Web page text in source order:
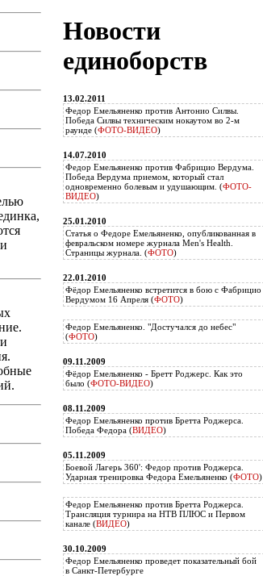
Новости
единоборств
13.02.2011
Федор Емельяненко против Антонио Силвы.
Победа Силвы техническим нокаутом во 2-м
раунде (ФОТО-ВИДЕО)
14.07.2010
Федор Емельяненко против Фабрицио Вердума.
Победа Вердума приемом, который стал
одновременно болевым и удушающим. (ФОТО-
ВИДЕО)
25.01.2010
Статья о Федоре Емельяненко, опубликованная в
февральском номере журнала Men's Health.
Страницы журнала. (ФОТО)
22.01.2010
Фёдор Емельяненко встретится в бою с Фабрицио
Вердумом 16 Апреля (ФОТО)
Федор Емельяненко. "Достучался до небес"
(ФОТО)
09.11.2009
Фёдор Емельяненко - Бретт Роджерс. Как это
было (ФОТО-ВИДЕО)
08.11.2009
Федор Емельяненко против Бретта Роджерса.
Победа Федора (ВИДЕО)
05.11.2009
Боевой Лагерь 360': Федор против Роджерса.
Ударная тренировка Федора Емельяненко (ФОТО)
Федор Емельяненко против Бретта Роджерса.
Трансляция турнира на НТВ ПЛЮС и Первом
канале (ВИДЕО)
30.10.2009
Федор Емельяненко проведет показательный бой
в Санкт-Петербурге